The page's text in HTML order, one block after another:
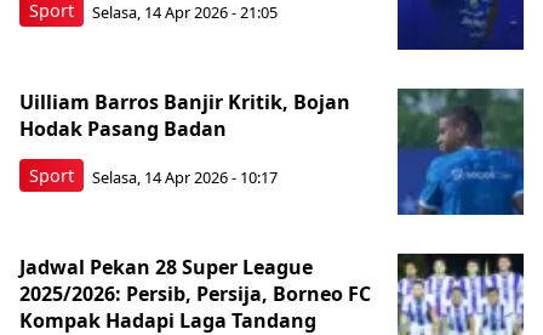
Sport Selasa, 14 Apr 2026 - 21:05
Sport
Uilliam Barros Banjir Kritik, Bojan
Hodak Pasang Badan
Selasa, 14 Apr 2026 - 10:17
Jadwal Pekan 28 Super League
2025/2026: Persib, Persija, Borneo FC
Kompak Hadapi Laga Tandang